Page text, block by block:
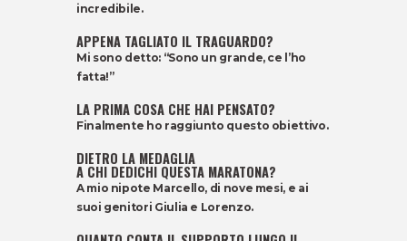
incredibile.
APPENA TAGLIATO IL TRAGUARDO?
Mi sono detto: “Sono un grande, ce l’ho
fatta!”
LA PRIMA COSA CHE HAI PENSATO?
Finalmente ho raggiunto questo obiettivo.
DIETRO LA MEDAGLIA
A CHI DEDICHI QUESTA MARATONA?
A mio nipote Marcello, di nove mesi, e ai
suoi genitori Giulia e Lorenzo.